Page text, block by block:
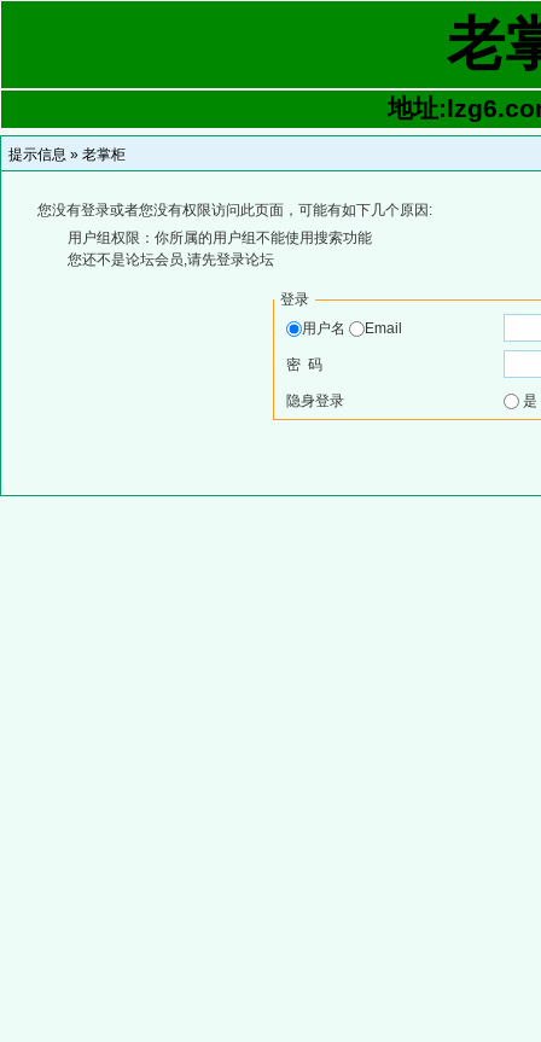
老
地址
提示信息 » 老掌柜
您没有登录或者您没有权限访问此页面，可能有如下几个原因:
用户组权限：你所属的用户组不能使用搜索功能
您还不是论坛会员,请先登录论坛
登录
用户名
Email
密 码
隐身登录